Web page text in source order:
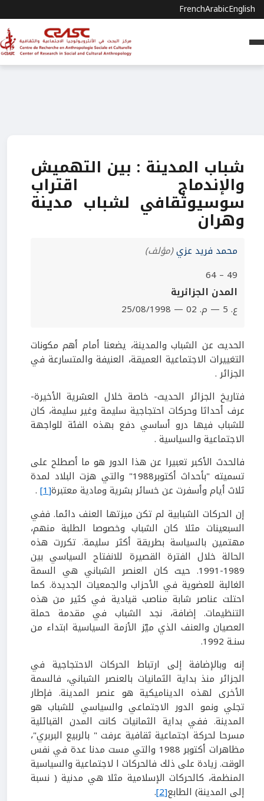
FrenchArabicEnglish
شباب المدينة : بين التهميش
والإندماج اقتراب
سوسيوثقافي لشباب مدينة
وهران
محمد فريد عزي(مؤلف)
49 – 64
المدن الجزائرية
ع. 5 — م. 02 — 25/08/1998
الحديث عن الشباب والمدينة، يضعنا أمام أهم مكونات
التغييرات الاجتماعية العميقة، العنيفة والمتسارعة في
الجزائر .
فتاريخ الجزائر الحديث- خاصة خلال العشرية الأخيرة-
عرف أحداثا وحركات احتجاجية سليمة وغير سليمة، كان
للشباب فيها درو أساسي دفع بهذه الفئة للواجهة
الاجتماعية والسياسية .
فالحدث الأكبر تعبيرا عن هذا الدور هو ما أصطلح على
تسميته "بأحداث أكتوبر1988" والتي هزت البلاد لمدة
ثلاث أيام وأسفرت عن خسائر بشرية ومادية معتبرة[1]
.
إن الحركات الشبابية لم تكن ميزتها العنف دائما. ففي
السبعينات مثلا كان الشباب وخصوصا الطلبة منهم،
مهتمين بالسياسة بطريقة أكثر سليمة. تكررت هذه
الحالة خلال الفترة القصيرة للانفتاح السياسي بين
1989-1991. حيث كان العنصر الشباني هي السمة
الغالبة للعضوية في الأحزاب والجمعيات الجديدة. كما
احتلت عناصر شابة مناصب قيادية في كثير من هذه
التنظيمات. إضافة، نجد الشباب في مقدمة حملة
العصيان والعنف الذي ميّز الأزمة السياسية ابتداء من
سنـة 1992.
إنه وبالإضافة إلى ارتباط الحركات الاحتجاجية في
الجزائر منذ بداية الثمانيات بالعنصر الشباني، فالسمة
الأخرى لهذه الديناميكية هو عنصر المدينة. فإطار
تجلي ونمو الدور الاجتماعي والسياسي للشباب هو
المدينة. ففي بداية الثمانيات كانت المدن القبائلية
مسرحا لحركة اجتماعية ثقافية عرفت " بالربيع البربري"،
مظاهرات أكتوبر 1988 والتي مست مدنا عدة في نفس
الوقت. زيادة على ذلك فالحركات ا لاجتماعية والسياسية
المنظمة، كالحركات الإسلامية مثلا هي مدنية ( نسبة
إلى المدينة) الطابع[2]
.